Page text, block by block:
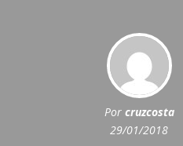
Por cruzcosta
29/01/2018